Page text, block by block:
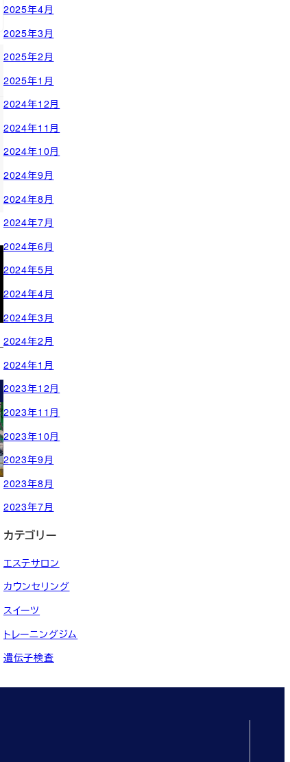
2025年4月
2025年3月
2025年2月
2025年1月
2024年12月
2024年11月
2024年10月
2024年9月
2024年8月
2024年7月
2024年6月
2024年5月
2024年4月
2024年3月
2024年2月
2024年1月
2023年12月
2023年11月
2023年10月
2023年9月
2023年8月
2023年7月
カテゴリー
エステサロン
カウンセリング
スイーツ
トレーニングジム
遺伝子検査